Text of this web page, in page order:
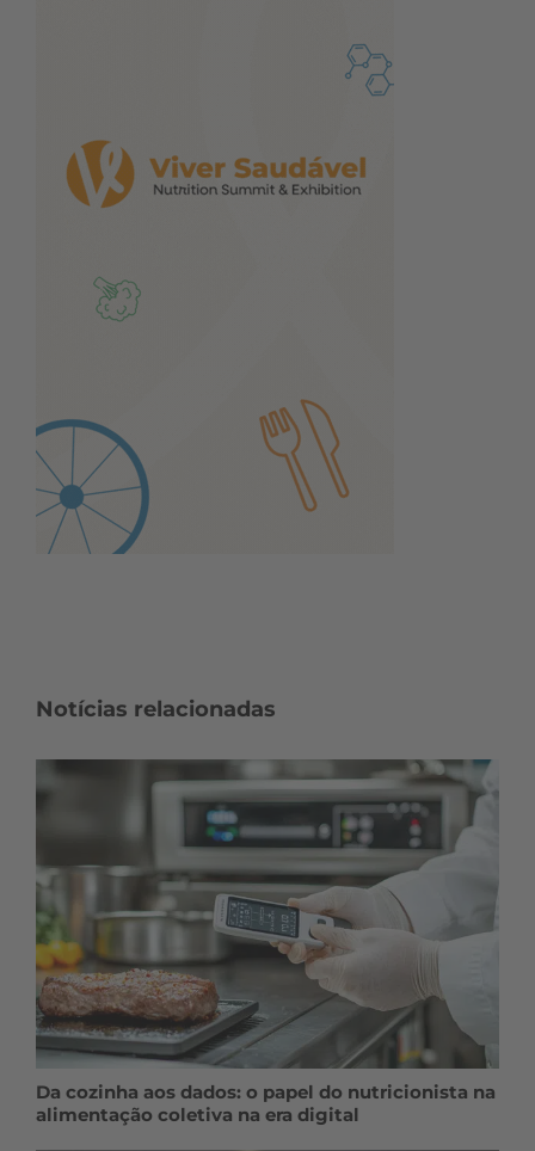
Notícias relacionadas
Da cozinha aos dados: o papel do nutricionista na
alimentação coletiva na era digital